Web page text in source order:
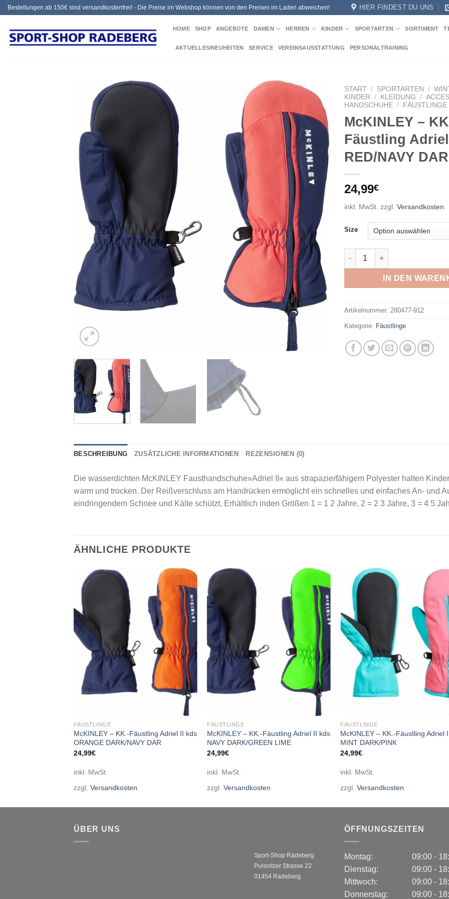
Zum
springen
Bestellungen ab 150€ sind versandkostenfrei! - Die Preise im Webshop können von den Preisen im Laden abweichen! HIER FINDEST DU UNS
HOME SHOP ANGEBOTE DAMEN HERREN KINDER SPORTARTEN SORTIMENT
AKTUELLES/NEUHEITEN SERVICE VEREINSAUSSTATTUNG PERSONALTRAINING
Add to
wishlist
START / SPORTARTEN /
KINDER
/ KLEIDUNG /
HANDSCHUHE / FÄUSTLINGE
McKINLEY –
Fäustling
RED/NAVY
24,99€
inkl. MwSt. zzgl. Versandkosten
Size
McKINLEY - KK.-Fäustling
IN DEN
Artikelnummer: 280477-912
Kategorie: Fäustlinge
BESCHREIBUNG ZUSÄTZLICHE INFORMATIONEN REZENSIONEN (0)
Die wasserdichten McKINLEY Fausthandschuhe»Adriel II« aus strapazierfähigem Polyester halten
warm und trocken. Der Reißverschluss am Handrücken ermöglicht ein schnelles und einfaches An- und
eindringendem Schnee und Kälte schützt. Erhältlich inden Größen 1 = 1 2 Jahre, 2 = 2 3 Jahre, 3 = 4 5
ÄHNLICHE PRODUKTE
Add to
wishlist
FÄUSTLINGE
McKINLEY – KK.-Fäustling Adriel II kds
ORANGE DARK/NAVY DAR
24,99€
inkl. MwSt.
zzgl. Versandkosten
Add to
wishlist
FÄUSTLINGE
McKINLEY – KK.-Fäustling Adriel II kds
NAVY DARK/GREEN LIME
24,99€
inkl. MwSt.
zzgl.Versandkosten
FÄUSTLINGE
McKINLEY – KK.-Fäustling Adriel
MINT DARK/PINK
24,99€
inkl. MwSt.
zzgl.Versandkosten
ÜBER UNS
Sport-Shop Radeberg
Pulsnitzer Strasse 22
01454 Radeberg
ÖFFNUNGSZEITEN
Montag:
Dienstag:
Mittwoch:
Donnerstag:
09:00 -
09:00 -
09:00 -
09:00 -